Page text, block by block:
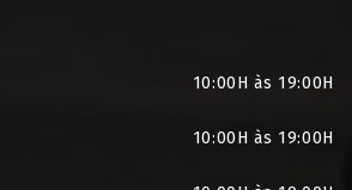
10:00H às 19:00H
10:00H às 19:00H